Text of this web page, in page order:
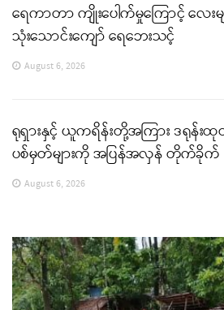
ရေကာတာ ကျိုးပေါက်မှုကြောင့် လေ
သုံးသောင်းကျော် ရေဘေးသင့်
August 6, 2026
ရုရှားနှင့် ယူကရိန်းတို့အကြား ဒရုန်း
ပစ်မှတ်များကို အပြန်အလှန် တိုက်ခိုက်
August 6, 2026